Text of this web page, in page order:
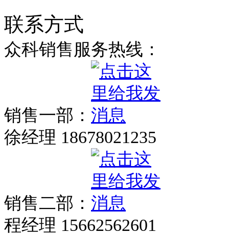
联系方式
众科销售服务热线：
销售一部：
徐经理 18678021235
销售二部：
程经理 15662562601